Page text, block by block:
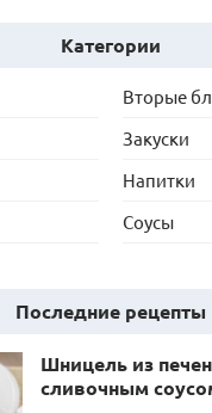
Категории
Вторые
Закуски
Напитки
Соусы
Последние рецепты
Шницель из
сливочным